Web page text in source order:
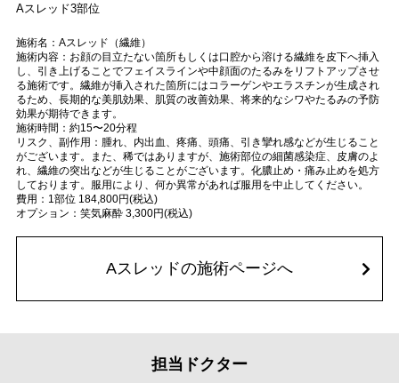
Aスレッド3部位
施術名：Aスレッド（繊維）
施術内容：お顔の目立たない箇所もしくは口腔から溶ける繊維を皮下へ挿入
し、引き上げることでフェイスラインや中顔面のたるみをリフトアップさせ
る施術です。繊維が挿入された箇所にはコラーゲンやエラスチンが生成され
るため、長期的な美肌効果、肌質の改善効果、将来的なシワやたるみの予防
効果が期待できます。
施術時間：約15〜20分程
リスク、副作用：腫れ、内出血、疼痛、頭痛、引き攣れ感などが生じること
がございます。また、稀ではありますが、施術部位の細菌感染症、皮膚のよ
れ、繊維の突出などが生じることがございます。化膿止め・痛み止めを処方
しております。服用により、何か異常があれば服用を中止してください。
費用：1部位 184,800円(税込)
オプション：笑気麻酔 3,300円(税込)
Aスレッドの施術ページへ
担当ドクター